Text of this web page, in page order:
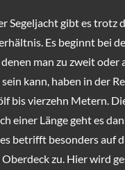
Segeljacht gibt es trotz
Es beginnt bei
man zu zweit oder
kann, haben in der
bis vierzehn Metern.
einer Länge geht es
betrifft besonders auf
zu. Hier wird